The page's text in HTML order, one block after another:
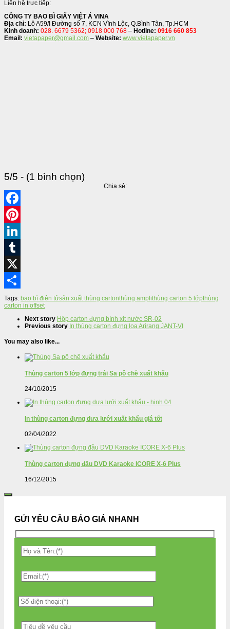
Liên hệ trực tiếp:
CÔNG TY BAO BÌ GIẤY VIỆT Á VINA
Địa chỉ: Lô A59/I Đường số 7, KCN Vĩnh Lộc, Q.Bình Tân, Tp.HCM
Kinh doanh: 028. 6679 5362; 0918 000 768 – Hotline: 0916 660 853
Email: vietapaper@gmail.com – Website: www.vietapaper.vn
5/5 - (1 bình chọn)
Chia sẻ:
Share
Tags: bao bì điện tửsản xuất thùng cartonthùng amplithùng carton 5 lớpthùng
carton in offset
Next story Hộp carton đựng bình xịt nước SR-02
Previous story In thùng carton đựng loa Arirang JANT-VI
You may also like...
Thùng carton 5 lớp đựng trái Sa pô chê xuất khẩu
24/10/2015
In thùng carton đựng dưa lưới xuất khẩu giá tốt
02/04/2022
Thùng carton đựng đầu DVD Karaoke ICORE X-6 Plus
16/12/2015
GỬI YÊU CẦU BÁO GIÁ NHANH